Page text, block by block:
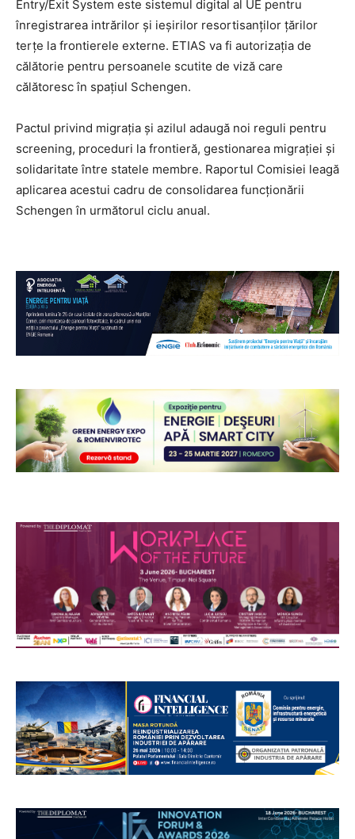
Entry/Exit System este sistemul digital al UE pentru
înregistrarea intrărilor și ieșirilor resortisanților țărilor
terțe la frontierele externe. ETIAS va fi autorizația de
călătorie pentru persoanele scutite de viză care
călătoresc în spațiul Schengen.
Pactul privind migrația și azilul adaugă noi reguli pentru
screening, proceduri la frontieră, gestionarea migrației și
solidaritate între statele membre. Raportul Comisiei leagă
aplicarea acestui cadru de consolidarea funcționării
Schengen în următorul ciclu anual.